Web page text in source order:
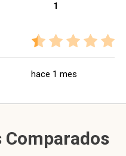
1
hace 1 mes
Comparados